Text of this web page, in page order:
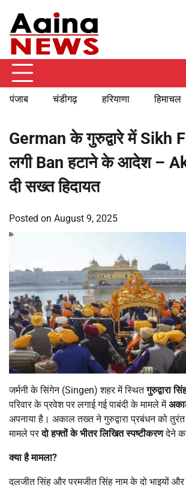
content
पंजाब चंडीगढ़ हरियाणा हिमाचल
German के गुरुद्वारे में Sikh
लगी Ban हटाने के आदेश –
दी सख्त हिदायत
Posted on August 9, 2025
जर्मनी के सिंगेन (Singen) शहर में स्थितगुरुद्वारा
परिवार के प्रवेश पर लगाई गई पाबंदी के मामले में
अपनाया है। अकाल तख्त ने गुरुद्वारा प्रबंधन को
मामले परदो हफ्तों के भीतर लिखित स्पष्टीकरणदेने
क्या है मामला?
दलजीत सिंह और परमजीत सिंह नाम के दो भाइयों और